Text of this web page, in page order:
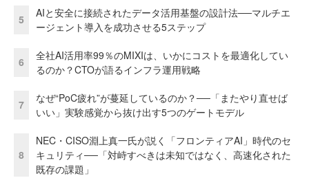
5
AIと安全に接続されたデータ活用基盤の設計法──マルチエ
ージェント導入を成功させる5ステップ
6
全社AI活用率99％のMIXIは、いかにコストを最適化してい
るのか？CTOが語るインフラ運用戦略
7
なぜ“PoC疲れ”が蔓延しているのか？──「またやり直せば
いい」実験感覚から抜け出す5つのゲートモデル
8
NEC・CISO淵上真一氏が説く「フロンティアAI」時代のセ
キュリティ──「対峙すべきは未知ではなく、高速化された
既存の課題」